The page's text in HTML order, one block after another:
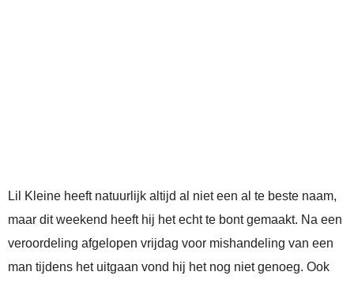
Lil Kleine heeft natuurlijk altijd al niet een al te beste naam,
maar dit weekend heeft hij het echt te bont gemaakt. Na een
veroordeling afgelopen vrijdag voor mishandeling van een
man tijdens het uitgaan vond hij het nog niet genoeg. Ook